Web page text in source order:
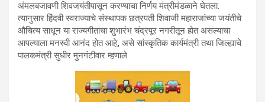
अंमलबजावणी शिवजयंतीपासून करण्याचा निर्णय मंत्रीमंडळाने घेतला.
त्यानुसार हिंदवी स्वराज्याचे संस्थापक छत्रपती शिवाजी महाराजांच्या जयंतीचे
औचित्य साधून या राज्यगीताचा शुभारंभ चंद्रपूर नगरीतून होत असल्याचा
आपल्याला मनस्वी आनंद होत आहे, असे सांस्कृतिक कार्यमंत्री तथा जिल्ह्याचे
पालकमंत्री सुधीर मुनगंटीवार म्हणाले.